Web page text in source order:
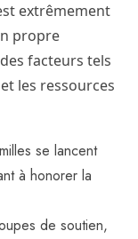
extrêmement
propre
facteurs tels
les ressources
se lancent
à honorer la
de soutien,